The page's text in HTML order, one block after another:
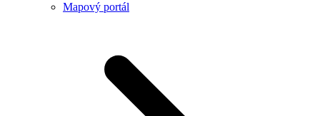
Mapový portál